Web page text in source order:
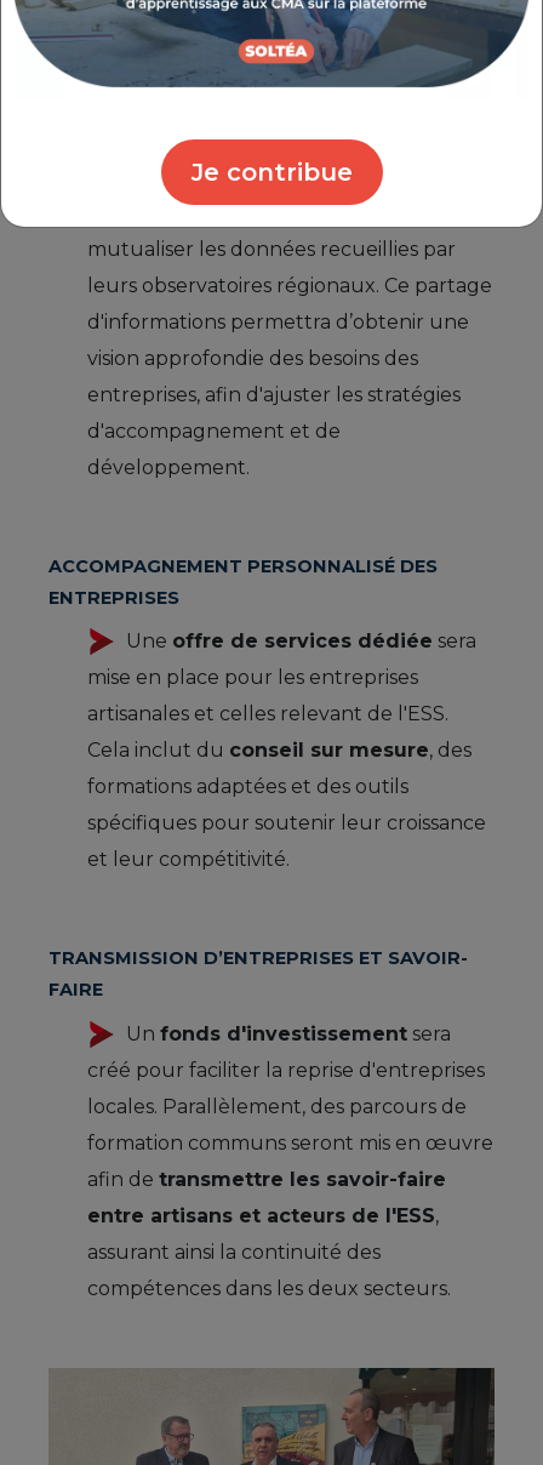
Je contribue
économique local
TROIS AXES PRINCIPAUX DU
PARTAGE D’INFORMATIONS STRATÉGIQUES
mutualiser les données recueillies par
leurs observatoires régionaux. Ce partage
d'informations permettra d’obtenir une
vision approfondie des besoins des
entreprises, afin d'ajuster les stratégies
d'accompagnement et de
développement.
ACCOMPAGNEMENT PERSONNALISÉ DES
ENTREPRISES
Une offre de services dédiée sera
mise en place pour les entreprises
artisanales et celles relevant de l'ESS.
Cela inclut du conseil sur mesure, des
formations adaptées et des outils
spécifiques pour soutenir leur croissance
et leur compétitivité.
TRANSMISSION D’ENTREPRISES ET SAVOIR-
FAIRE
Un fonds d'investissement sera
créé pour faciliter la reprise d'entreprises
locales. Parallèlement, des parcours de
formation communs seront mis en œuvre
afin de transmettre les savoir-faire
entre artisans et acteurs de l'ESS,
assurant ainsi la continuité des
compétences dans les deux secteurs.